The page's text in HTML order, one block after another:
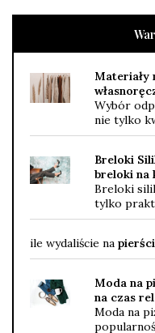
Materiały
Wybór
nie tylko
Breloki
breloki na
Breloki
tylko
ile wydaliście na
Moda na
na czas
Moda na